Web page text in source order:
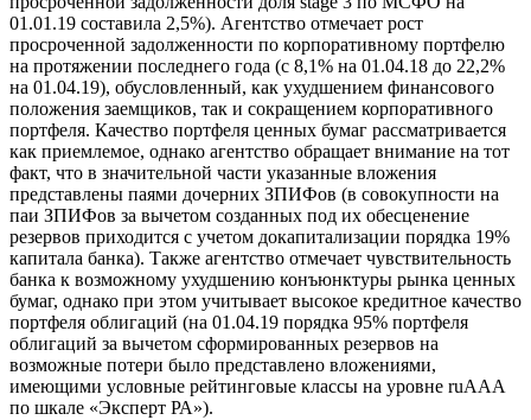
01.01.19 составила 2,5%). Агентство отмечает рост
просроченной задолженности по корпоративному портфелю
на протяжении последнего года (с 8,1% на 01.04.18 до 22,2%
на 01.04.19), обусловленный, как ухудшением финансового
положения заемщиков, так и сокращением корпоративного
портфеля. Качество портфеля ценных бумаг рассматривается
как приемлемое, однако агентство обращает внимание на тот
факт, что в значительной части указанные вложения
представлены паями дочерних ЗПИФов (в совокупности на
паи ЗПИФов за вычетом созданных под их обесценение
резервов приходится с учетом докапитализации порядка 19%
капитала банка). Также агентство отмечает чувствительность
банка к возможному ухудшению конъюнктуры рынка ценных
бумаг, однако при этом учитывает высокое кредитное качество
портфеля облигаций (на 01.04.19 порядка 95% портфеля
облигаций за вычетом сформированных резервов на
возможные потери было представлено вложениями,
имеющими условные рейтинговые классы на уровне ruAAА
по шкале «Эксперт РА»).